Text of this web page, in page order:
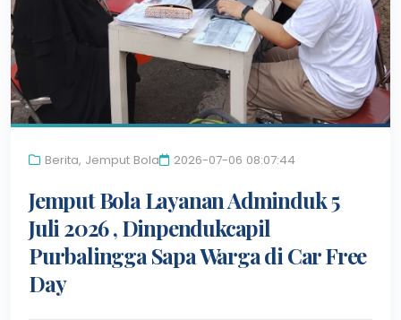
Berita, Jemput Bola 2026-07-06 08:07:44
Jemput Bola Layanan Adminduk 5
Juli 2026 , Dinpendukcapil
Purbalingga Sapa Warga di Car Free
Day